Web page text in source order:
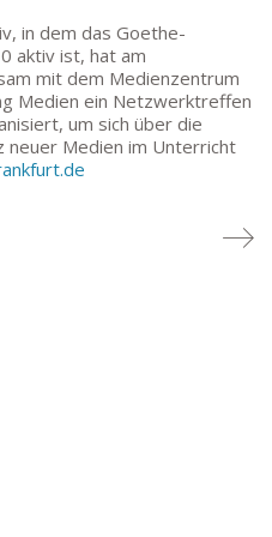
in dem das Goethe-
aktiv ist, hat am
mit dem Medienzentrum
Medien ein Netzwerktreffen
um sich über die
neuer Medien im Unterricht
Utech (OStD’n)
nn
Hans-Dieter Bunger (StD),